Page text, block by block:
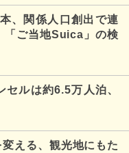
、関係人口創出で連
「ご当地Suica」の検
ルは約6.5万人泊、
える、観光地にもた